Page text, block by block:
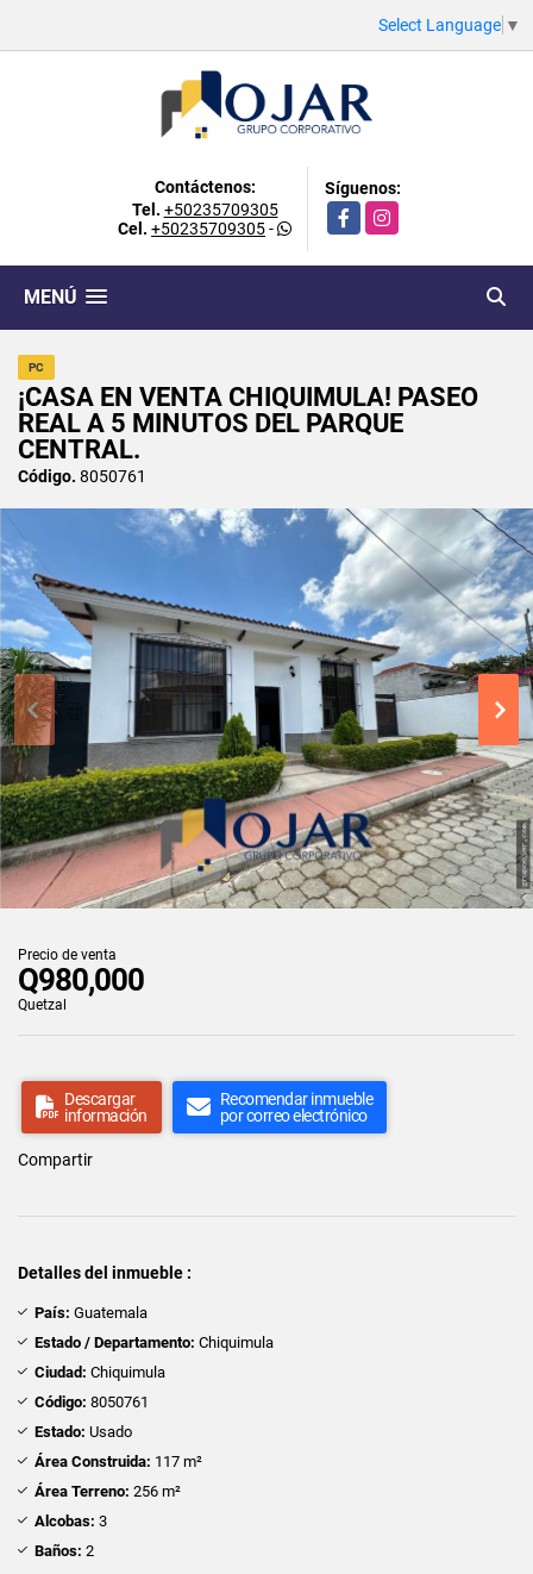
Select Language ▼
Contáctenos:
Tel. +50235709305
Cel. +50235709305-
Síguenos:
FacebookInstagram
MENÚ
PC
¡CASA EN VENTA CHIQUIMULA! PASEO
REAL A 5 MINUTOS DEL PARQUE
CENTRAL.
Código. 8050761
Precio de venta
Q980,000
Quetzal
Descargar
información
Recomendar inmueble
por correo electrónico
Compartir
Detalles del inmueble :
País: Guatemala
Estado / Departamento: Chiquimula
Ciudad: Chiquimula
Código: 8050761
Estado: Usado
Área Construida: 117 m²
Área Terreno: 256 m²
Alcobas: 3
Baños: 2